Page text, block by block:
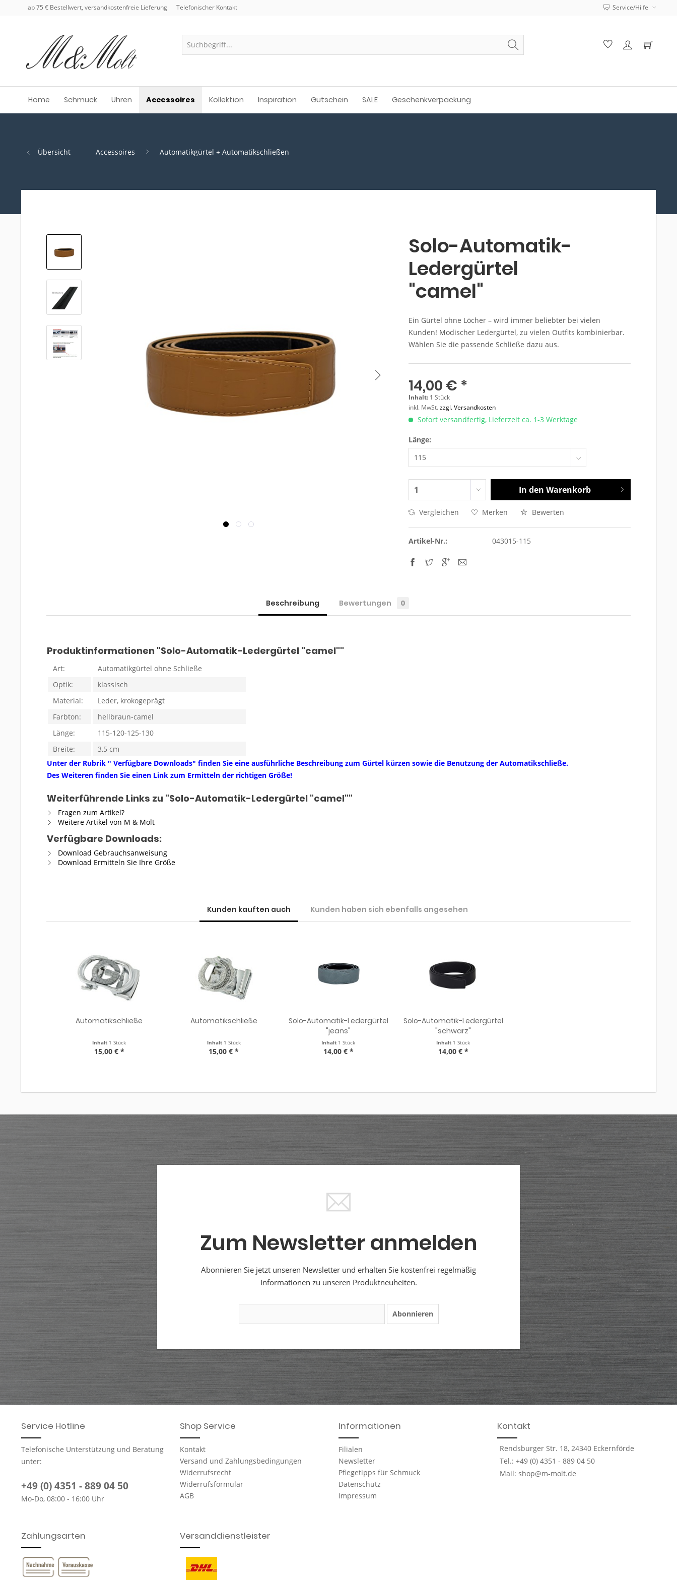
ab 75 € Bestellwert, versandkostenfreie Lieferung Telefonischer Kontakt Service/Hilfe
Home Schmuck Uhren Accessoires Kollektion Inspiration Gutschein SALE Geschenkverpackung
Übersicht Accessoires Automatikgürtel + Automatikschließen
Solo-Automatik-
Ledergürtel
"camel"
Ein Gürtel ohne Löcher – wird immer beliebter bei vielen
Kunden! Modischer Ledergürtel, zu vielen Outfits kombinierbar.
Wählen Sie die passende Schließe dazu aus.
14,00 € *
Inhalt: 1 Stück
inkl. MwSt.zzgl. Versandkosten
Sofort versandfertig, Lieferzeit ca. 1-3 Werktage
Länge:
In den Warenkorb
Vergleichen Merken Bewerten
Artikel-Nr.: 043015-115
Beschreibung Bewertungen 0
Produktinformationen "Solo-Automatik-Ledergürtel "camel""
Art:
Automatikgürtel ohne Schließe
Optik:
klassisch
Material:
Leder, krokogeprägt
Farbton:
hellbraun-camel
Länge:
115-120-125-130
Breite:
3,5 cm
Unter der Rubrik " Verfügbare Downloads" finden Sie eine ausführliche Beschreibung zum Gürtel kürzen sowie die Benutzung der Automatikschließe.
Des Weiteren finden Sie einen Link zum Ermitteln der richtigen Größe!
Weiterführende Links zu "Solo-Automatik-Ledergürtel "camel""
Fragen zum Artikel?
Weitere Artikel von M & Molt
Verfügbare Downloads:
Download Gebrauchsanweisung
Download Ermitteln Sie Ihre Größe
Kunden kauften auch Kunden haben sich ebenfalls angesehen
Automatikschließe
Inhalt 1 Stück
15,00 € *
Automatikschließe
Inhalt 1 Stück
15,00 € *
Solo-Automatik-Ledergürtel
"jeans"
Inhalt 1 Stück
14,00 € *
Solo-Automatik-Ledergürtel
"schwarz"
Inhalt 1 Stück
14,00 € *
Zum Newsletter anmelden
Abonnieren Sie jetzt unseren Newsletter und erhalten Sie kostenfrei regelmäßig
Informationen zu unseren Produktneuheiten.
Abonnieren
Service Hotline
Telefonische Unterstützung und Beratung
unter:
+49 (0) 4351 - 889 04 50
Mo-Do, 08:00 - 16:00 Uhr
Shop Service
Kontakt
Versand und Zahlungsbedingungen
Widerrufsrecht
Widerrufsformular
AGB
Informationen
Filialen
Newsletter
Pflegetipps für Schmuck
Datenschutz
Impressum
Kontakt
Rendsburger Str. 18, 24340 Eckernförde
Tel.: +49 (0) 4351 - 889 04 50
Mail: shop@m-molt.de
Zahlungsarten Versanddienstleister